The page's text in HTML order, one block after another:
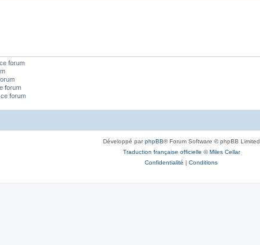
forum
forum
forum
Développé parphpBB® Forum Software © phpBB Limited
Traduction française officielle ©Miles Cellar
Confidentialité | Conditions